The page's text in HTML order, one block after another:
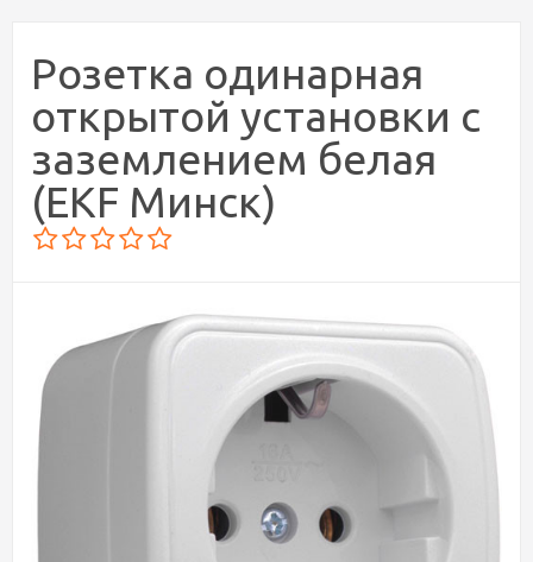
Розетка одинарная
открытой установки с
заземлением белая
(EKF Минск)